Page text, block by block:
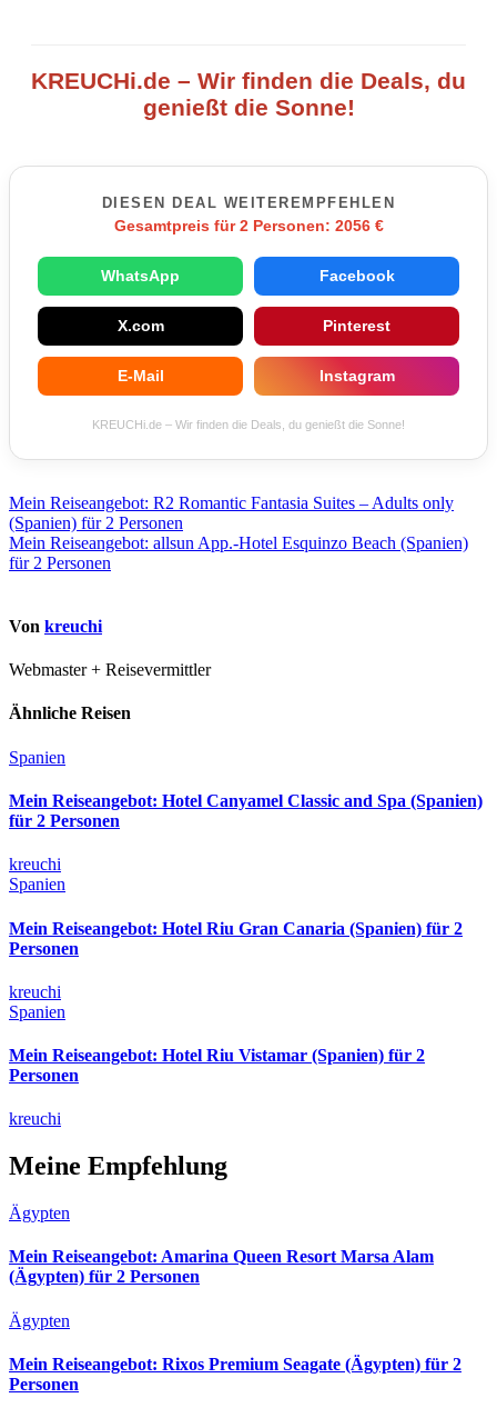
KREUCHi.de – Wir finden die Deals, du
genießt die Sonne!
DIESEN DEAL WEITEREMPFEHLEN
Gesamtpreis für 2 Personen: 2056 €
WhatsApp Facebook
X.com Pinterest
E-Mail Instagram
KREUCHi.de – Wir finden die Deals, du genießt die Sonne!
Beitragsnavigation
Mein Reiseangebot: R2 Romantic Fantasia Suites – Adults only
(Spanien) für 2 Personen
Mein Reiseangebot: allsun App.-Hotel Esquinzo Beach (Spanien)
für 2 Personen
Von kreuchi
Webmaster + Reisevermittler
Ähnliche Reisen
Spanien
Mein Reiseangebot: Hotel Canyamel Classic and Spa (Spanien)
für 2 Personen
kreuchi
Spanien
Mein Reiseangebot: Hotel Riu Gran Canaria (Spanien) für 2
Personen
kreuchi
Spanien
Mein Reiseangebot: Hotel Riu Vistamar (Spanien) für 2
Personen
kreuchi
Meine Empfehlung
Ägypten
Mein Reiseangebot: Amarina Queen Resort Marsa Alam
(Ägypten) für 2 Personen
Ägypten
Mein Reiseangebot: Rixos Premium Seagate (Ägypten) für 2
Personen